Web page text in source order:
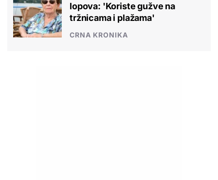
lopova: 'Koriste gužve na
tržnicama i plažama'
CRNA KRONIKA